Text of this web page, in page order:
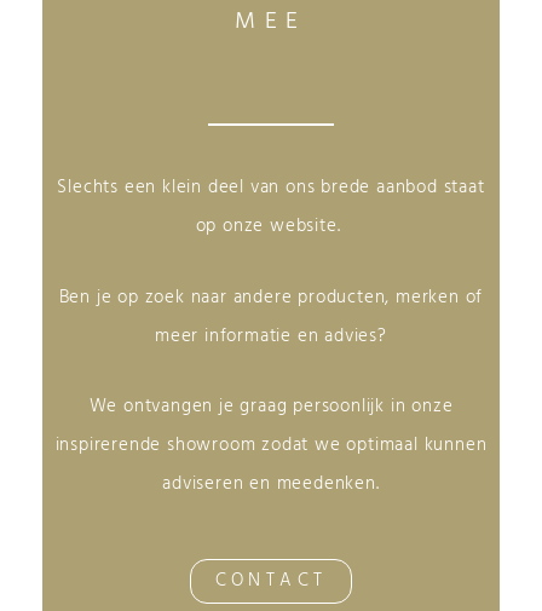
MEE
Slechts een klein deel van ons brede aanbod staat
op onze website.
Ben je op zoek naar andere producten, merken of
meer informatie en advies?
We ontvangen je graag persoonlijk in onze
inspirerende showroom zodat we optimaal kunnen
adviseren en meedenken.
CONTACT